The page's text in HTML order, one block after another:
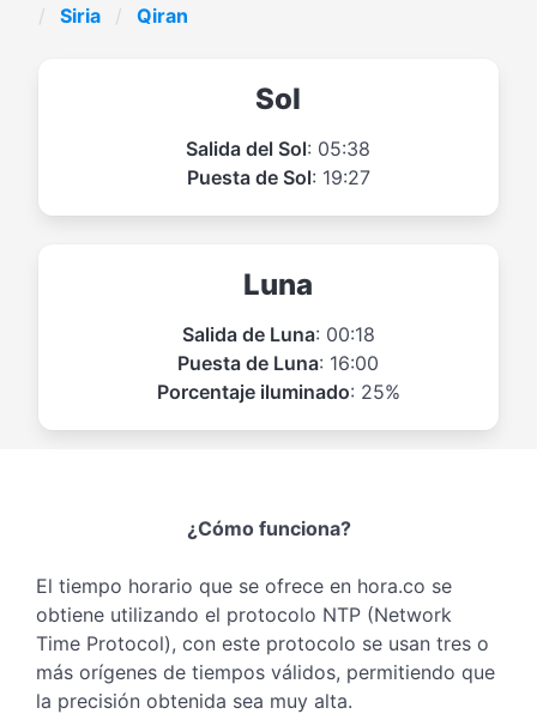
Siria
Qiran
Sol
Salida del Sol: 05:38
Puesta de Sol: 19:27
Luna
Salida de Luna: 00:18
Puesta de Luna: 16:00
Porcentaje iluminado: 25%
¿Cómo funciona?
El tiempo horario que se ofrece en hora.co se
obtiene utilizando el protocolo NTP (Network
Time Protocol), con este protocolo se usan tres o
más orígenes de tiempos válidos, permitiendo que
la precisión obtenida sea muy alta.